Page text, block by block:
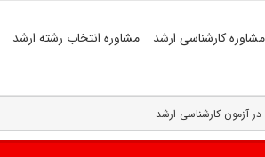
مشاوره کارشناسی ارشد مشاوره انتخاب رشته ارشد
آزمون کارشناسی ارشد